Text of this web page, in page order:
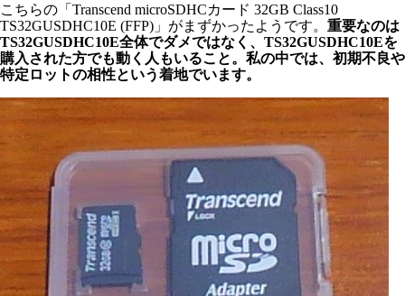
こちらの「Transcend microSDHCカード 32GB Class10
TS32GUSDHC10E (FFP)」がまずかったようです。 重要なのは
TS32GUSDHC10E全体でダメではなく、TS32GUSDHC10Eを
購入された方でも動く人もいること。私の中では、初期不良や
特定ロットの相性という着地でいます。